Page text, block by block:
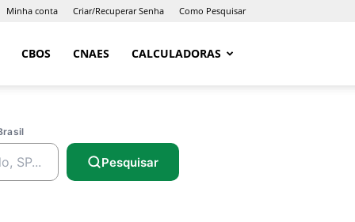
Minha conta Criar/Recuperar Senha Como Pesquisar
CBOS CNAES CALCULADORAS
Pesquisar